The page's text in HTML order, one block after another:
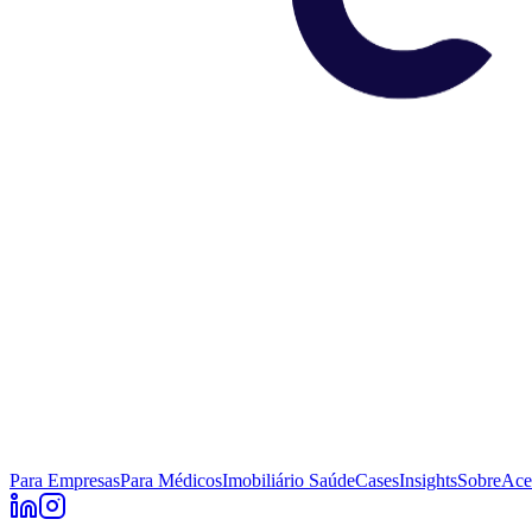
Para EmpresasPara MédicosImobiliário SaúdeCasesInsightsSobre